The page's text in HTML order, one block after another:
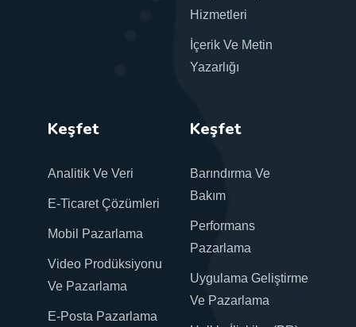
Hizmetleri
İçerik Ve Metin
Yazarlığı
Keşfet
Analitik Ve Veri
E-Ticaret Çözümleri
Mobil Pazarlama
Video Prodüksiyonu
Ve Pazarlama
E-Posta Pazarlama
Keşfet
Barındırma Ve
Bakım
Performans
Pazarlama
Uygulama Geliştirme
Ve Pazarlama